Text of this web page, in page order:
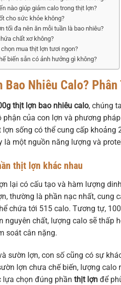
nào giúp giảm calo trong thịt lợn?
cho sức khỏe không?
tối đa nên ăn mỗi tuần là bao nhiêu?
chất xơ không?
mua thịt lợn tươi ngon?
biến sẵn có ảnh hưởng gì không?
Bao Nhiêu Calo?
thịt lợn bao nhiêu calo, chúng
phận của con lợn và phương
sống có thể cung cấp
là một nguồn năng lượng và
thịt lợn khác nhau
lại có cấu tạo và hàm lượng
thường là phần nạc nhất, cung
chứa tới 515 calo. Tương tự,
nguyên chất, lượng calo sẽ thấp
soát cân nặng.
sườn lợn, con số cũng có sự
lợn chưa chế biến, lượng
lựa chọn đúng phần thịt lợn để